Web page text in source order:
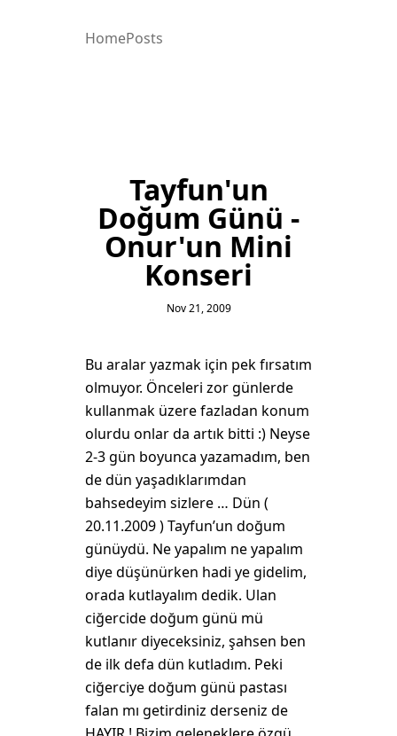
HomePosts
Tayfun'un
Doğum Günü -
Onur'un Mini
Konseri
Nov 21, 2009
Bu aralar yazmak için pek fırsatım
olmuyor. Önceleri zor günlerde
kullanmak üzere fazladan konum
olurdu onlar da artık bitti :) Neyse
2-3 gün boyunca yazamadım, ben
de dün yaşadıklarımdan
bahsedeyim sizlere … Dün (
20.11.2009 ) Tayfun’un doğum
günüydü. Ne yapalım ne yapalım
diye düşünürken hadi ye gidelim,
orada kutlayalım dedik. Ulan
ciğercide doğum günü mü
kutlanır diyeceksiniz, şahsen ben
de ilk defa dün kutladım. Peki
ciğerciye doğum günü pastası
falan mı getirdiniz derseniz de